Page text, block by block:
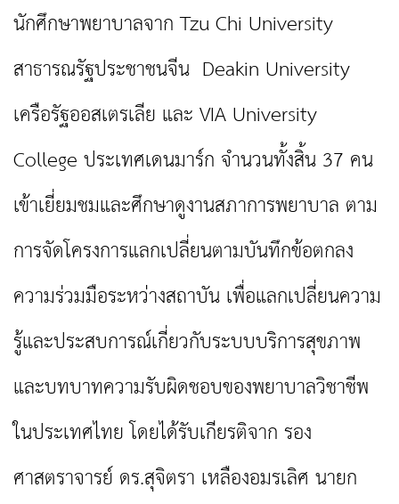
นักศึกษาพยาบาลจาก Tzu Chi University
สาธารณรัฐประชาชนจีน Deakin University
เครือรัฐออสเตรเลีย และ VIA University
College ประเทศเดนมาร์ก จำนวนทั้งสิ้น 37 คน
เข้าเยี่ยมชมและศึกษาดูงานสภาการพยาบาล ตาม
การจัดโครงการแลกเปลี่ยนตามบันทึกข้อตกลง
ความร่วมมือระหว่างสถาบัน เพื่อแลกเปลี่ยนความ
รู้และประสบการณ์เกี่ยวกับระบบบริการสุขภาพ
และบทบาทความรับผิดชอบของพยาบาลวิชาชีพ
ในประเทศไทย โดยได้รับเกียรติจาก รอง
ศาสตราจารย์ ดร.สุจิตรา เหลืองอมรเลิศ นายก